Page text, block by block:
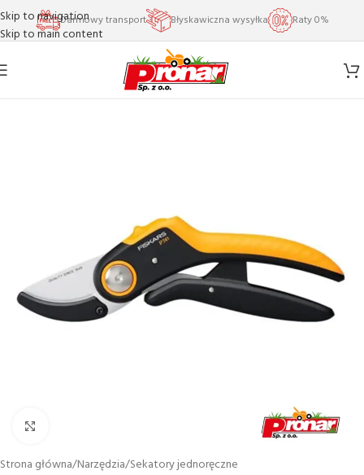
Skip to navigation
Skip to main content
Darmowy transport Błyskawiczna wysyłka Raty 0%
Strona główna/Narzędzia/Sekatory jednoręczne